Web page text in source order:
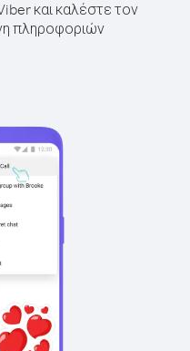
και καλέστε τον
πληροφοριών